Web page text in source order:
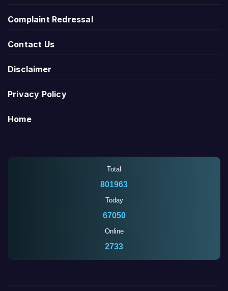
Complaint Redressal
Contact Us
Disclaimer
Privacy Policy
Home
Total
801963
Today
67050
Online
2733